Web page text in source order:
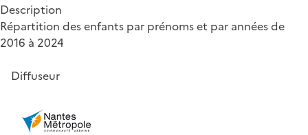
Description
Répartition des enfants par prénoms et par années de
2016 à 2024
Diffuseur